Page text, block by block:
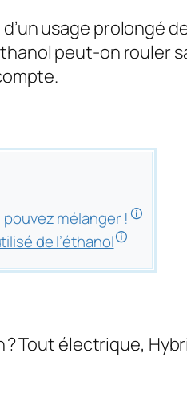
usage prolongé
peut-on rouler
mélanger ! 🛈
de l’éthanol🛈
? Tout électrique,